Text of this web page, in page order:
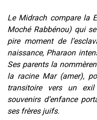
Le Midrach compare la
Moché Rabbénou) qui
pire moment de
naissance, Pharaon
Ses parents la
la racine Mar (amer),
transitoire vers un
souvenirs d’enfance
ses frères juifs.